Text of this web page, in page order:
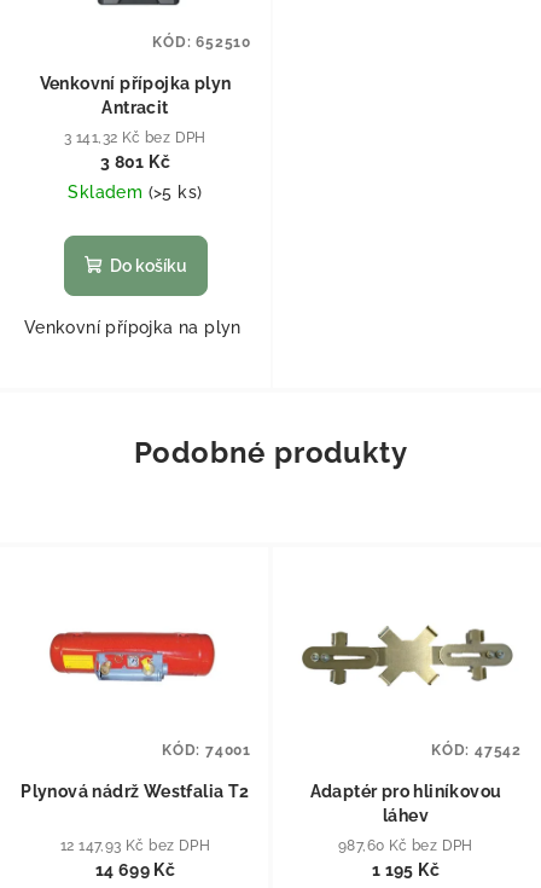
Venkovní přípojka plyn
Antracit
3 141,32 Kč bez DPH
3 801 Kč
Skladem (>5 ks)
Do košíku
Venkovní přípojka na plyn
KÓD:652510
Podobné produkty
Plynová nádrž Westfalia T2
12 147,93 Kč bez DPH
14 699 Kč
KÓD: 74001
Adaptér pro hliníkovou
láhev
987,60 Kč bez DPH
1 195 Kč
KÓD: 47542